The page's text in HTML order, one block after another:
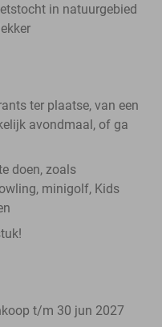
in natuurgebied
ter plaatse, van een
avondmaal, of ga
doen, zoals
minigolf, Kids
t/m 30 jun 2027